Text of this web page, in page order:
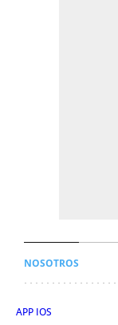
NOSOTROS
APP IOS